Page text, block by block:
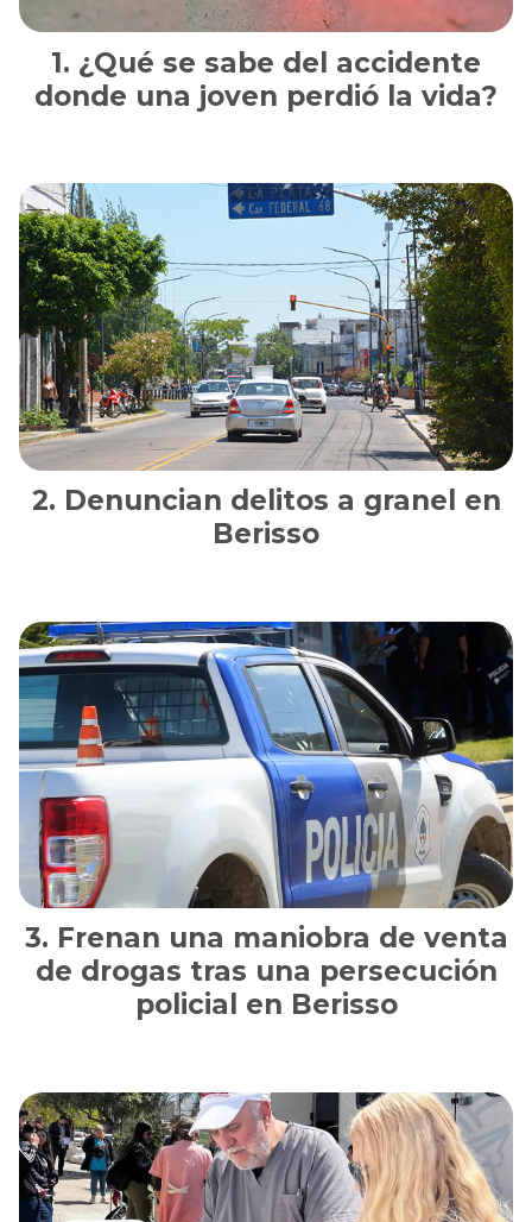
¿Qué se sabe del accidente
donde una joven perdió la vida?
Denuncian delitos a granel en
Berisso
Frenan una maniobra de venta
de drogas tras una persecución
policial en Berisso